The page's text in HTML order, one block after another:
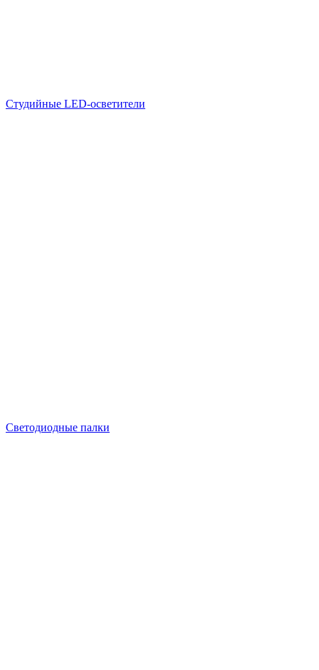
Студийные LED-осветители
Светодиодные палки